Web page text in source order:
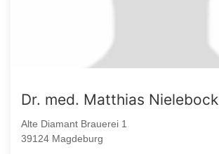
Dr. med. Matthias Nielebock
Alte Diamant Brauerei 1
39124 Magdeburg